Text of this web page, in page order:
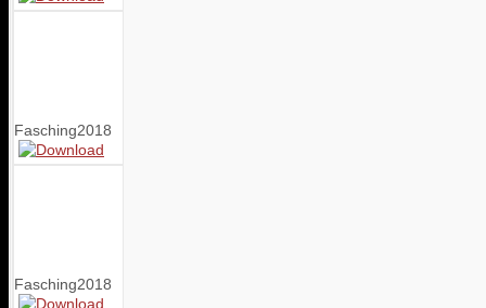
Fasching2018
Fasching2018